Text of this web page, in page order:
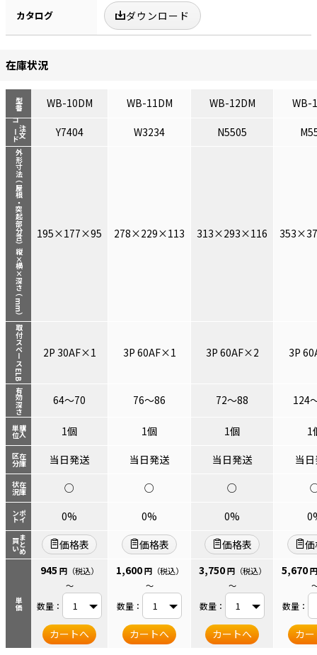
カタログ ダウンロード
在庫状況
型番
注文
コード
外形寸法（屋根・突起部分含）縦×横×深さ（mm）
取付スペース ELB
有効深さ
購入
単位
在庫
区分
在庫
状況
ポイ
ント
まとめ
買い
単価
WB-10DM WB-11DM WB-12DM WB-
Y7404 W3234 N5505
195×177×95 278×229×113 313×293×116
2P 30AF×1 3P 60AF×1 3P 60AF×2 3P
64～70 76～86 72～88 124
1個 1個 1個
1
当日発送
当日発送 当日発送
当
○
○ ○
0%
0% 0%
価格表
価格表 価格表
945 円 （税込）
～
数量：
カートへ
1,600 円（税込）
～
数量：
カートへ
3,750 円（税込）
～
数量：
カートへ
5,670 円
数量：
カ